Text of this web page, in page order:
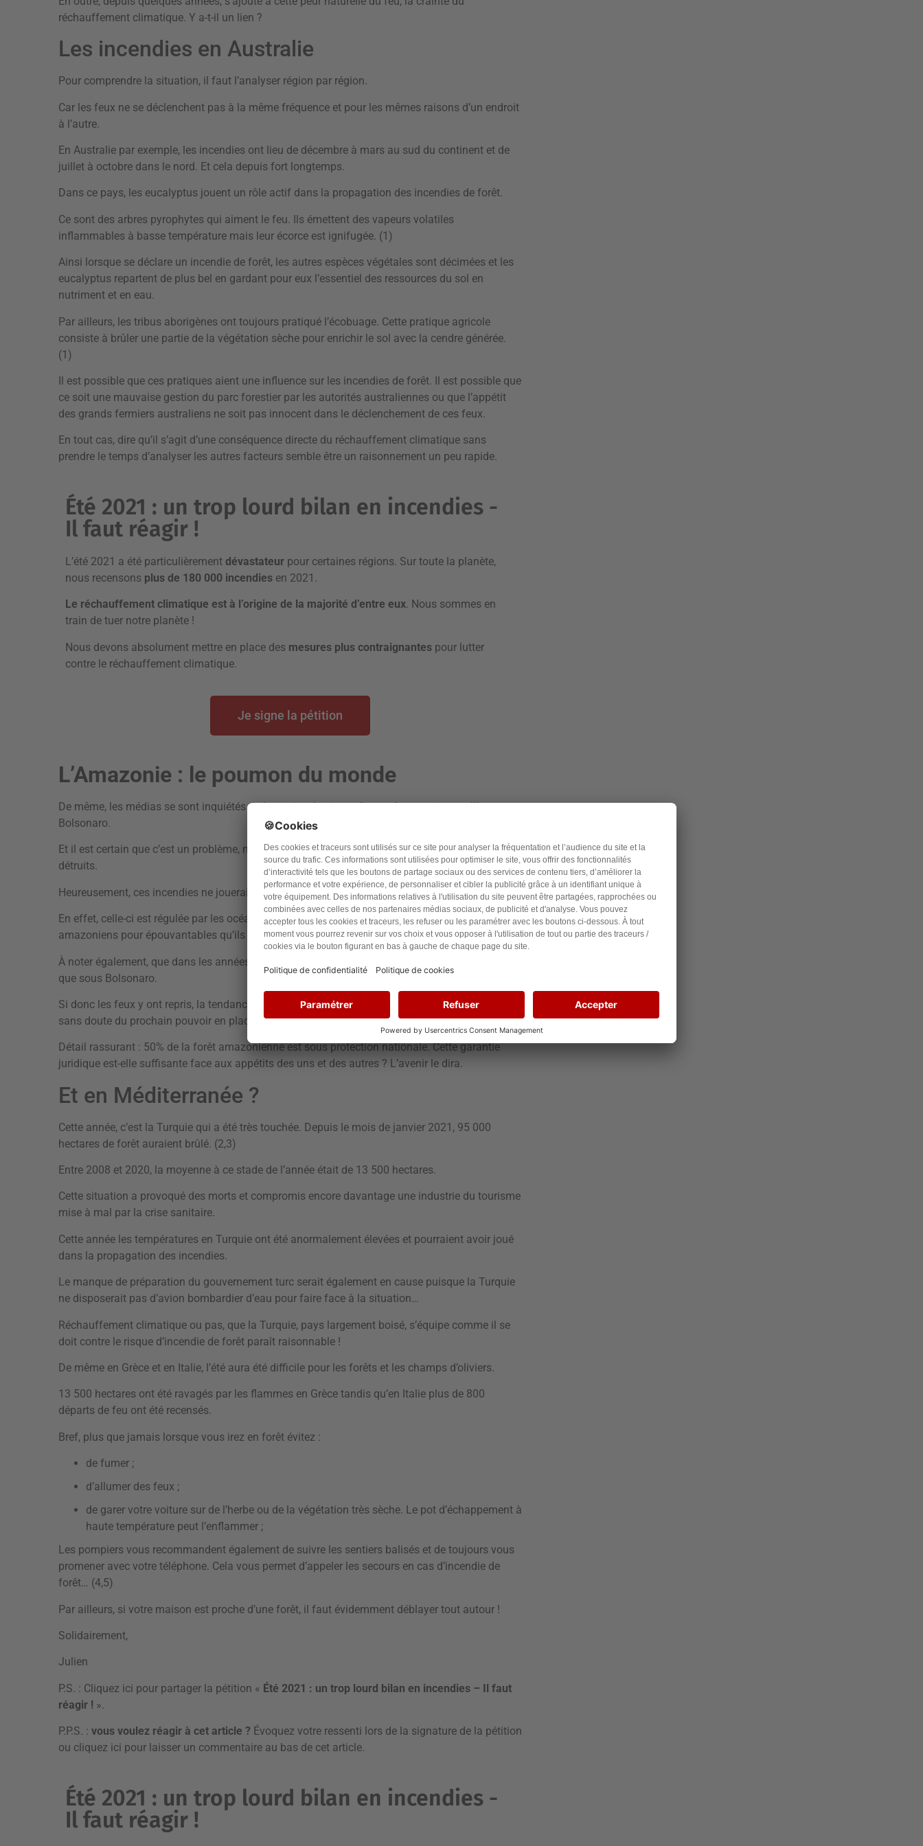
réchauffement climatique. Y a-t-il un lien ?
Les incendies en Australie
Pour comprendre la situation, il faut l’analyser région par région.
Car les feux ne se déclenchent pas à la même fréquence et pour les mêmes raisons d’un endroit
à l’autre.
En Australie par exemple, les incendies ont lieu de décembre à mars au sud du continent et de
juillet à octobre dans le nord. Et cela depuis fort longtemps.
Dans ce pays, les eucalyptus jouent un rôle actif dans la propagation des incendies de forêt.
Ce sont des arbres pyrophytes qui aiment le feu. Ils émettent des vapeurs volatiles
inflammables à basse température mais leur écorce est ignifugée. (1)
Ainsi lorsque se déclare un incendie de forêt, les autres espèces végétales sont décimées et les
eucalyptus repartent de plus bel en gardant pour eux l’essentiel des ressources du sol en
nutriment et en eau.
Par ailleurs, les tribus aborigènes ont toujours pratiqué l’écobuage. Cette pratique agricole
consiste à brûler une partie de la végétation sèche pour enrichir le sol avec la cendre générée.
(1)
Il est possible que ces pratiques aient une influence sur les incendies de forêt. Il est possible que
ce soit une mauvaise gestion du parc forestier par les autorités australiennes ou que l’appétit
des grands fermiers australiens ne soit pas innocent dans le déclenchement de ces feux.
En tout cas, dire qu’il s’agit d’une conséquence directe du réchauffement climatique sans
prendre le temps d’analyser les autres facteurs semble être un raisonnement un peu rapide.
Été 2021 : un trop lourd bilan en incendies -
Il faut réagir !
L’été 2021 a été particulièrement dévastateur pour certaines régions. Sur toute la planète,
nous recensons plus de 180 000 incendies en 2021.
Le réchauffement climatique est à l’origine de la majorité d’entre eux. Nous sommes en
train de tuer notre planète !
Nous devons absolument mettre en place des mesures plus contraignantes pour lutter
contre le réchauffement climatique.
Je signe la pétition
L’Amazonie : le poumon du monde
De même, les médias se sont inquiétés de la reprise des incendies en Amazonie sous l’ère
Bolsonaro.
Et il est certain que c’est un problème, notamment pour les précieux écosystèmes qui ont été
détruits.
Heureusement, ces incendies ne joueraient pas sur la quantité d’oxygène présente dans l’air.
En effet, celle-ci est régulée par les océans et l’ensemble de la biomasse du monde. Les feux
amazoniens pour épouvantables qu’ils soient, ne vous empêcheront pas de respirer demain.
À noter également, que dans les années 70, il y avait bien plus de terres brûlées en Amazonie
que sous Bolsonaro.
Si donc les feux y ont repris, la tendance de fond pourrait être une diminution. Cela dépendra
sans doute du prochain pouvoir en place.
Détail rassurant : 50% de la forêt amazonienne est sous protection nationale. Cette garantie
juridique est-elle suffisante face aux appétits des uns et des autres ? L’avenir le dira.
Et en Méditerranée ?
Cette année, c’est la Turquie qui a été très touchée. Depuis le mois de janvier 2021, 95 000
hectares de forêt auraient brûlé. (2,3)
Entre 2008 et 2020, la moyenne à ce stade de l’année était de 13 500 hectares.
Cette situation a provoqué des morts et compromis encore davantage une industrie du tourisme
mise à mal par la crise sanitaire.
Cette année les températures en Turquie ont été anormalement élevées et pourraient avoir joué
dans la propagation des incendies.
Le manque de préparation du gouvernement turc serait également en cause puisque la Turquie
ne disposerait pas d’avion bombardier d’eau pour faire face à la situation…
Réchauffement climatique ou pas, que la Turquie, pays largement boisé, s’équipe comme il se
doit contre le risque d’incendie de forêt paraît raisonnable !
De même en Grèce et en Italie, l’été aura été difficile pour les forêts et les champs d’oliviers.
13 500 hectares ont été ravagés par les flammes en Grèce tandis qu’en Italie plus de 800
départs de feu ont été recensés.
Bref, plus que jamais lorsque vous irez en forêt évitez :
de fumer ;
d’allumer des feux ;
de garer votre voiture sur de l’herbe ou de la végétation très sèche. Le pot d’échappement à
haute température peut l’enflammer ;
Les pompiers vous recommandent également de suivre les sentiers balisés et de toujours vous
promener avec votre téléphone. Cela vous permet d’appeler les secours en cas d’incendie de
forêt… (4,5)
Par ailleurs, si votre maison est proche d’une forêt, il faut évidemment déblayer tout autour !
Solidairement,
Julien
P.S. : Cliquez ici pour partager la pétition « Été 2021 : un trop lourd bilan en incendies – Il faut
réagir ! ».
P.P.S. : vous voulez réagir à cet article ? Évoquez votre ressenti lors de la signature de la pétition
ou cliquez ici pour laisser un commentaire au bas de cet article.
Été 2021 : un trop lourd bilan en incendies -
Il faut réagir !